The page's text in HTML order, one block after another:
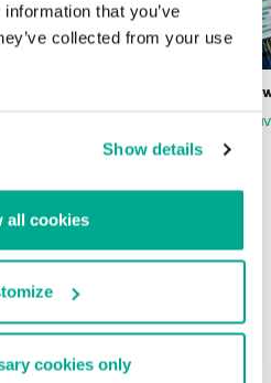
that you’ve
collected from your use
Show details
all cookies
cookies only
Estado del
MARC
DARYA GORODILOVA
apunta a organizaciones e